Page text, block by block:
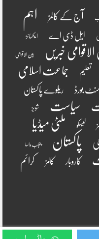
آج کے کالمز
اہم
ایل ڈی اے ایکسائز
خبریں بین الاقوامی
تعلیم
جماعت اسلامی
بورڈ ریلوے پاکستان
سیاست شوبز
لیسکو ملٹی میڈیا
پاکستان پنجاب واسا
کاروبار کالمز کرائم